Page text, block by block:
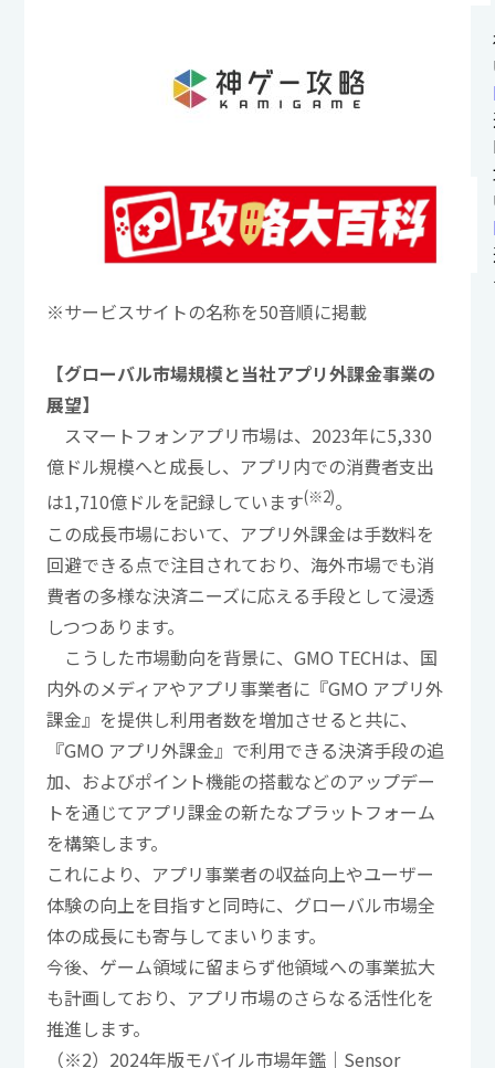
※サービスサイトの名称を50音順に掲載
【グローバル市場規模と当社アプリ外課金事業の
展望】
スマートフォンアプリ市場は、2023年に5,330
億ドル規模へと成長し、アプリ内での消費者支出
は1,710億ドルを記録しています(※2)。
この成長市場において、アプリ外課金は手数料を
回避できる点で注目されており、海外市場でも消
費者の多様な決済ニーズに応える手段として浸透
しつつあります。
こうした市場動向を背景に、GMO TECHは、国
内外のメディアやアプリ事業者に『GMO アプリ外
課金』を提供し利用者数を増加させると共に、
『GMO アプリ外課金』で利用できる決済手段の追
加、およびポイント機能の搭載などのアップデー
トを通じてアプリ課金の新たなプラットフォーム
を構築します。
これにより、アプリ事業者の収益向上やユーザー
体験の向上を目指すと同時に、グローバル市場全
体の成長にも寄与してまいります。
今後、ゲーム領域に留まらず他領域への事業拡大
も計画しており、アプリ市場のさらなる活性化を
推進します。
（※2）2024年版モバイル市場年鑑｜Sensor